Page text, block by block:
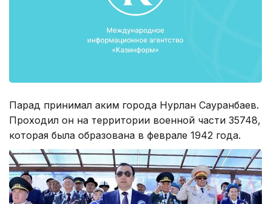
Парад принимал аким города Нурлан Сауранбаев.
Проходил он на территории военной части 35748,
которая была образована в феврале 1942 года.